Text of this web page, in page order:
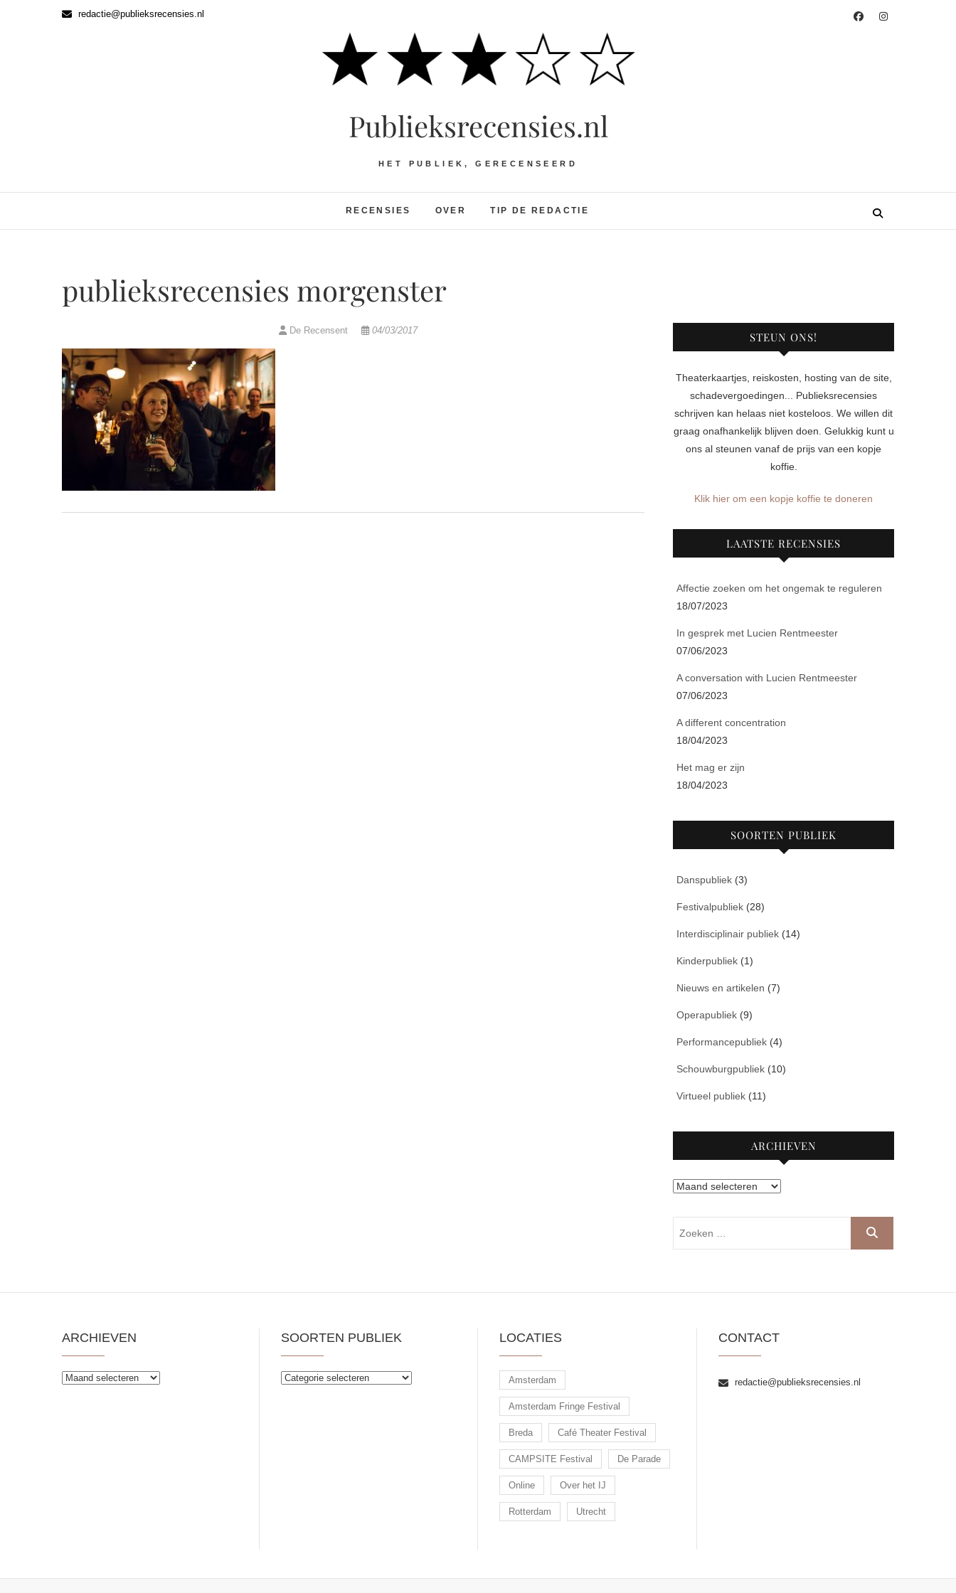
redactie@publieksrecensies.nl
Publieksrecensies.nl
HET PUBLIEK, GERECENSEERD
RECENSIES OVER TIP DE REDACTIE
publieksrecensies morgenster
De Recensent 04/03/2017 STEUN ONS!
Theaterkaartjes, reiskosten, hosting van de site,
schadevergoedingen... Publieksrecensies
schrijven kan helaas niet kosteloos. We willen dit
graag onafhankelijk blijven doen. Gelukkig kunt u
ons al steunen vanaf de prijs van een kopje
koffie.
Klik hier om een kopje koffie te doneren
LAATSTE RECENSIES
Affectie zoeken om het ongemak te reguleren
18/07/2023
In gesprek met Lucien Rentmeester
07/06/2023
A conversation with Lucien Rentmeester
07/06/2023
A different concentration
18/04/2023
Het mag er zijn
18/04/2023
SOORTEN PUBLIEK
Danspubliek (3)
Festivalpubliek (28)
Interdisciplinair publiek (14)
Kinderpubliek (1)
Nieuws en artikelen (7)
Operapubliek (9)
Performancepubliek (4)
Schouwburgpubliek (10)
Virtueel publiek (11)
ARCHIEVEN
Archieven
Zoeken
ARCHIEVEN
Archieven
SOORTEN PUBLIEK
Soorten
LOCATIES
Amsterdam
Amsterdam Fringe Festival
Breda Café Theater Festival
CAMPSITE Festival De Parade
Online Over het IJ
Rotterdam Utrecht
CONTACT
redactie@publieksrecensies.nl